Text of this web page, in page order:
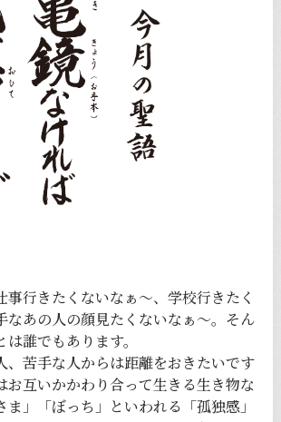
事行きたくないなぁ～、学校行きたく
なあの人の顔見たくないなぁ～。そん
誰でもあります。
、苦手な人からは距離をおきたいです
お互いかかわり合って生きる生き物な
ま」「ぼっち」といわれる「孤独感」